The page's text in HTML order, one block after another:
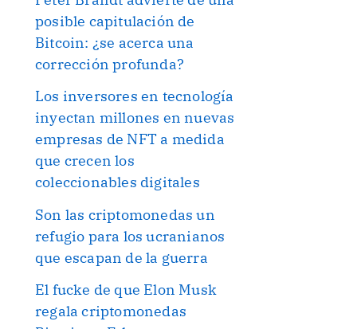
posible capitulación de
Bitcoin: ¿se acerca una
corrección profunda?
Los inversores en tecnología
inyectan millones en nuevas
empresas de NFT a medida
que crecen los
coleccionables digitales
Son las criptomonedas un
refugio para los ucranianos
que escapan de la guerra
El fucke de que Elon Musk
regala criptomonedas